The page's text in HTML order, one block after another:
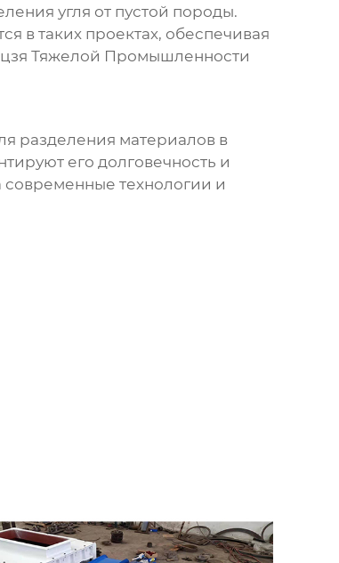
угля от пустой породы.
в таких проектах, обеспечивая
Тяжелой Промышленности
разделения материалов в
его долговечность и
современные технологии и